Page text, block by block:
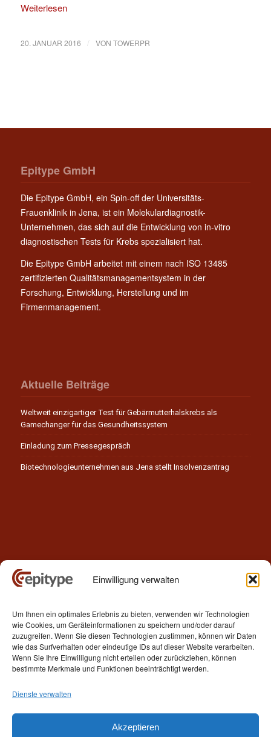
Einwilligung verwalten
Um Ihnen ein optimales Erlebnis zu bieten, verwenden wir Technologien
wie Cookies, um Geräteinformationen zu speichern und/oder darauf
zuzugreifen. Wenn Sie diesen Technologien zustimmen, können wir Daten
wie das Surfverhalten oder eindeutige IDs auf dieser Website verarbeiten.
Wenn Sie Ihre Einwilligung nicht erteilen oder zurückziehen, können
bestimmte Merkmale und Funktionen beeinträchtigt werden.
Dienste verwalten
Akzeptieren
Weiterlesen
20. JANUAR 2016 / VON TOWERPR
Epitype GmbH
Die Epitype GmbH, ein Spin-off der Universitäts-
Frauenklinik in Jena, ist ein Molekulardiagnostik-
Unternehmen, das sich auf die Entwicklung von in-vitro
diagnostischen Tests für Krebs spezialisiert hat.
Die Epitype GmbH arbeitet mit einem nach ISO 13485
zertifizierten Qualitätsmanagementsystem in der
Forschung, Entwicklung, Herstellung und im
Firmenmanagement.
Aktuelle Beiträge
Weltweit einzigartiger Test für Gebärmutterhalskrebs als
Gamechanger für das Gesundheitssystem
Einladung zum Pressegespräch
Biotechnologieunternehmen aus Jena stellt Insolvenzantrag
Kontakt
Epitype GmbH
Löbstedter Str. 41
07749 Jena
Germany